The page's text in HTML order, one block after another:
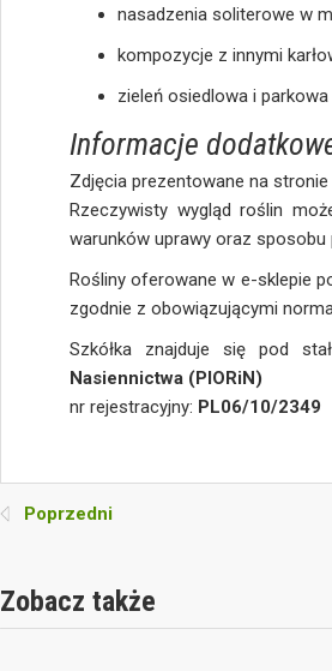
nasadzenia soliterowe w
kompozycje z innymi
zieleń osiedlowa i parkowa
Informacje
Zdjęcia prezentowane na
Rzeczywisty wygląd roślin
warunków uprawy oraz
Rośliny oferowane w e-sklepie
zgodnie z obowiązującymi
Szkółka znajduje się pod
Nasiennictwa (PIORiN)
nr rejestracyjny: PL06/10/2349
Poprzedni
Zobacz także